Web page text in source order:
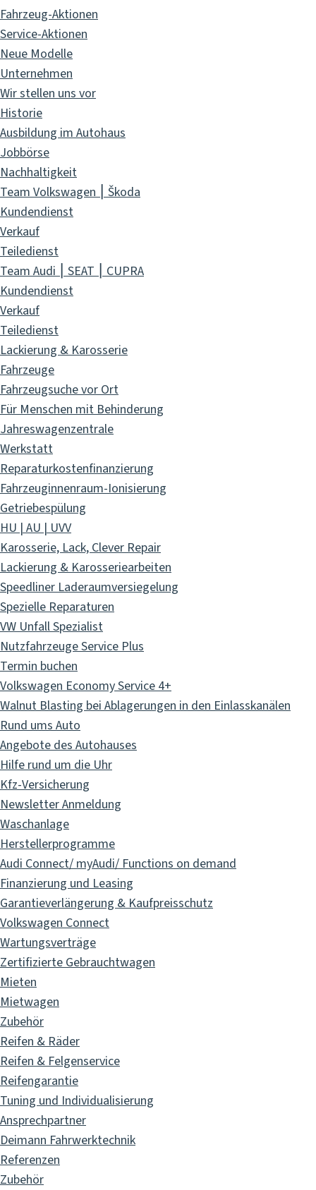
Fahrzeug-Aktionen
Service-Aktionen
Neue Modelle
Unternehmen
Wir stellen uns vor
Historie
Ausbildung im Autohaus
Jobbörse
Nachhaltigkeit
Team Volkswagen ⎮ Škoda
Kundendienst
Verkauf
Teiledienst
Team Audi ⎮ SEAT ⎮ CUPRA
Kundendienst
Verkauf
Teiledienst
Lackierung & Karosserie
Fahrzeuge
Fahrzeugsuche vor Ort
Für Menschen mit Behinderung
Jahreswagenzentrale
Werkstatt
Reparaturkostenfinanzierung
Fahrzeuginnenraum-Ionisierung
Getriebespülung
HU | AU | UVV
Karosserie, Lack, Clever Repair
Lackierung & Karosseriearbeiten
Speedliner Laderaumversiegelung
Spezielle Reparaturen
VW Unfall Spezialist
Nutzfahrzeuge Service Plus
Termin buchen
Volkswagen Economy Service 4+
Walnut Blasting bei Ablagerungen in den Einlasskanälen
Rund ums Auto
Angebote des Autohauses
Hilfe rund um die Uhr
Kfz-Versicherung
Newsletter Anmeldung
Waschanlage
Herstellerprogramme
Audi Connect/ myAudi/ Functions on demand
Finanzierung und Leasing
Garantieverlängerung & Kaufpreisschutz
Volkswagen Connect
Wartungsverträge
Zertifizierte Gebrauchtwagen
Mieten
Mietwagen
Zubehör
Reifen & Räder
Reifen & Felgenservice
Reifengarantie
Tuning und Individualisierung
Ansprechpartner
Deimann Fahrwerktechnik
Referenzen
Zubehör